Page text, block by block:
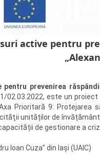
active pentru
pentru prevenirea
02.03.2022, este un
Prioritară 9: Protejarea
unităților de
de gestionare a
Ioan Cuza” din Iaşi (UAIC)